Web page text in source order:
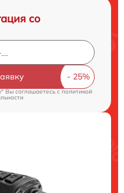
со
Вы соглашаетесь c политикой